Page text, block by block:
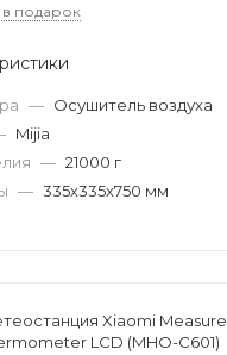
подарок
— Осушитель воздуха
Mijia
— 21000 г
— 335х335х750 мм
Xiaomi Measure
LCD (MHO-C601)